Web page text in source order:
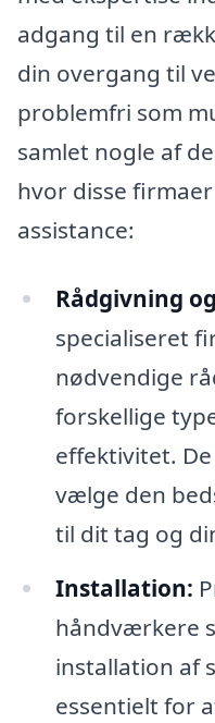
adgang til en
din overgang til
problemfri som
samlet nogle af
hvor disse
assistance:
Rådgivning
specialiseret
nødvendige
forskellige
effektivitet.
vælge den
til dit tag og
Installation:
håndværkere
installation af
essentielt for